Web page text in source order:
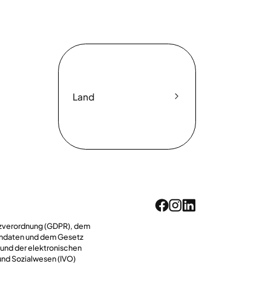
Land
(GDPR), dem
und dem Gesetz
der elektronischen
Sozialwesen (IVO)